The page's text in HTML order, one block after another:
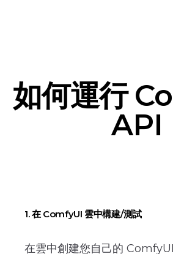
如何運行
API
1. 在 ComfyUI 雲中構建/測試
在雲中創建您自己的